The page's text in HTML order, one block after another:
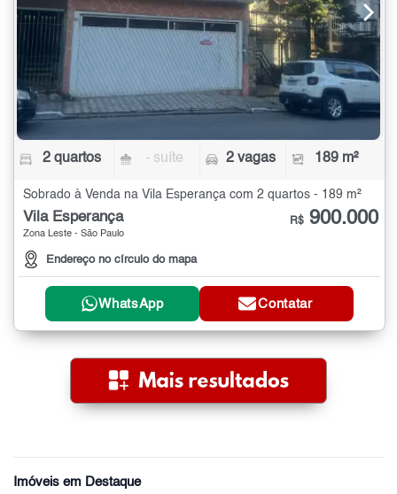
2 quartos - suíte 2 vagas 189 m²
Sobrado à Venda na Vila Esperança com 2 quartos - 189 m²
Vila Esperança
Zona Leste - São Paulo
Endereço no círculo do mapa
R$ 900.000
WhatsApp Contatar
Imóveis em Destaque